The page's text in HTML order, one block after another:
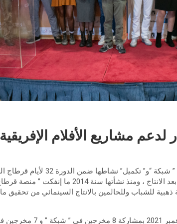
مشاريع الأفلام الإفريقية
اختتمت أول أمس “منصة قرطاج للمحترفين ” بورشتيها ” شبكة
المنصة التي تعنى بتطوير الافكار السينمائية ومرحلة ما بعد الانتاج ،
للشباب وللحالمين بالانتاج السينمائي من تحقيق
وخلال الدورة 32 تواصلت أشغال المنصة من 1